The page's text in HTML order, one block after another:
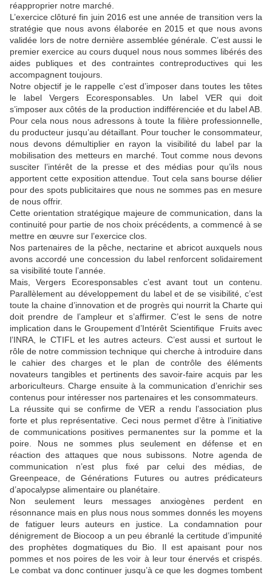
réapproprier notre marché.
L’exercice clôturé fin juin 2016 est une année de transition vers la
stratégie que nous avons élaborée en 2015 et que nous avons
validée lors de notre dernière assemblée générale. C’est aussi le
premier exercice au cours duquel nous nous sommes libérés des
aides publiques et des contraintes contreproductives qui les
accompagnent toujours.
Notre objectif je le rappelle c’est d’imposer dans toutes les têtes
le label Vergers Ecoresponsables. Un label VER qui doit
s’imposer aux côtés de la production indifférenciée et du label AB.
Pour cela nous nous adressons à toute la filière professionnelle,
du producteur jusqu’au détaillant. Pour toucher le consommateur,
nous devons démultiplier en rayon la visibilité du label par la
mobilisation des metteurs en marché. Tout comme nous devons
susciter l’intérêt de la presse et des médias pour qu’ils nous
apportent cette exposition attendue. Tout cela sans bourse délier
pour des spots publicitaires que nous ne sommes pas en mesure
de nous offrir.
Cette orientation stratégique majeure de communication, dans la
continuité pour partie de nos choix précédents, a commencé à se
mettre en œuvre sur l’exercice clos.
Nos partenaires de la pêche, nectarine et abricot auxquels nous
avons accordé une concession du label renforcent solidairement
sa visibilité toute l’année.
Mais, Vergers Ecoresponsables c’est avant tout un contenu.
Parallèlement au développement du label et de se visibilité, c’est
toute la chaine d’innovation et de progrès qui nourrit la Charte qui
doit prendre de l’ampleur et s’affirmer. C’est le sens de notre
implication dans le Groupement d’Intérêt Scientifique Fruits avec
l’INRA, le CTIFL et les autres acteurs. C’est aussi et surtout le
rôle de notre commission technique qui cherche à introduire dans
le cahier des charges et le plan de contrôle des éléments
novateurs tangibles et pertinents des savoir-faire acquis par les
arboriculteurs. Charge ensuite à la communication d’enrichir ses
contenus pour intéresser nos partenaires et les consommateurs.
La réussite qui se confirme de VER a rendu l’association plus
forte et plus représentative. Ceci nous permet d’être à l’initiative
de communications positives permanentes sur la pomme et la
poire. Nous ne sommes plus seulement en défense et en
réaction des attaques que nous subissons. Notre agenda de
communication n’est plus fixé par celui des médias, de
Greenpeace, de Générations Futures ou autres prédicateurs
d’apocalypse alimentaire ou planétaire.
Non seulement leurs messages anxiogènes perdent en
résonnance mais en plus nous nous sommes donnés les moyens
de fatiguer leurs auteurs en justice. La condamnation pour
dénigrement de Biocoop a un peu ébranlé la certitude d’impunité
des prophètes dogmatiques du Bio. Il est apaisant pour nos
pommes et nos poires de les voir à leur tour énervés et crispés.
Le combat va donc continuer jusqu’à ce que les dogmes tombent